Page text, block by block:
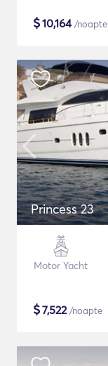
$10,164/noapte
Princess 23
Motor Yacht
$7,522/noapte